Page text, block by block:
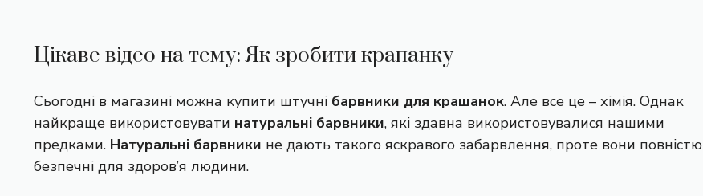
Цікаве відео на тему: Як зробити крапанку
Сьогодні в магазині можна купити штучні барвники для крашанок. Але все це – хімія. Однак
найкраще використовувати натуральні барвники, які здавна використовувалися нашими
предками. Натуральні барвники не дають такого яскравого забарвлення, проте вони повністю
безпечні для здоров’я людини.